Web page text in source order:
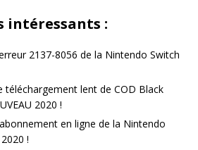
intéressants :
2137-8056 de la Nintendo Switch
téléchargement lent de COD Black
2020 !
en ligne de la Nintendo
!